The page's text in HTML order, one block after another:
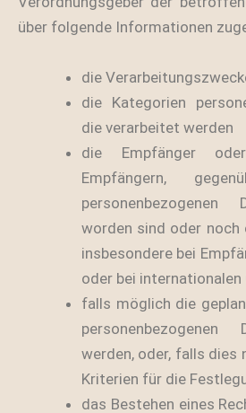
über folgende Informationen
die
die Kategorien
die verarbeitet werden
die Empfänger
Empfängern,
worden sind oder
insbesondere bei
oder bei
falls möglich die
personenbezogenen
werden, oder, falls
Kriterien für die
das Bestehen eines